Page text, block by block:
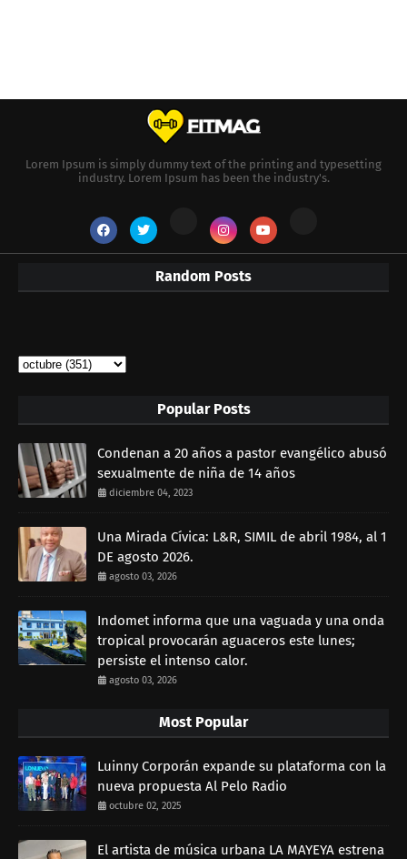
Lorem Ipsum is simply dummy text of the printing and typesetting
industry. Lorem Ipsum has been the industry's.
Random Posts
Popular Posts
Condenan a 20 años a pastor evangélico abusó
sexualmente de niña de 14 años
diciembre 04, 2023
Una Mirada Cívica: L&R, SIMIL de abril 1984, al 1
DE agosto 2026.
agosto 03, 2026
Indomet informa que una vaguada y una onda
tropical provocarán aguaceros este lunes;
persiste el intenso calor.
agosto 03, 2026
Most Popular
Luinny Corporán expande su plataforma con la
nueva propuesta Al Pelo Radio
octubre 02, 2025
El artista de música urbana LA MAYEYA estrena